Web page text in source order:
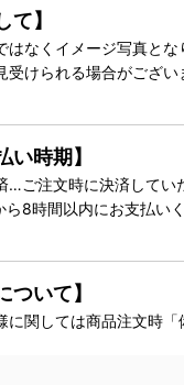
て】
はなくイメージ写真と
受けられる場合がござ
い時期】
…ご注文時に決済してい
8時間以内にお支払い
ついて】
に関しては商品注文時